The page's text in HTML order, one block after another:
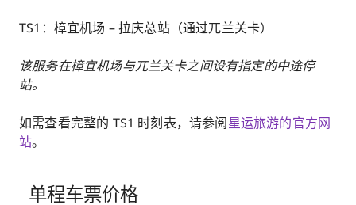
TS1：樟宜机场 – 拉庆总站（通过兀兰关卡）
该服务在樟宜机场与兀兰关卡之间设有指定的中途停
站。
如需查看完整的 TS1 时刻表，请参阅星运旅游的官方网
站。
单程车票价格